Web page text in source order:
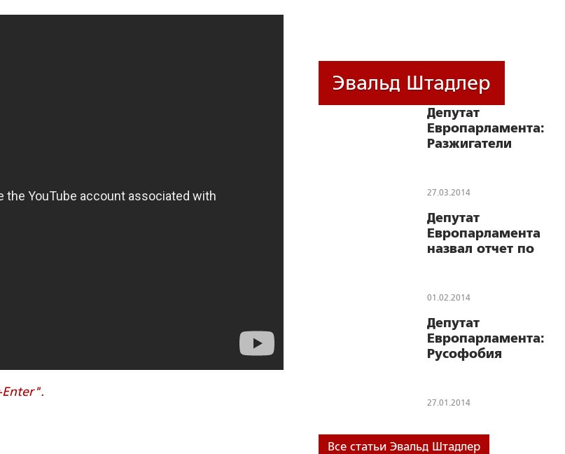
Эвальд Штадлер
Депутат
Европарламента:
Разжигатели
на колени
Россию
27.03.2014
Депутат
Европарламента
назвал отчет по
«однобоким,
базе мощной
русофобии»
01.02.2014
Депутат
Европарламента:
Русофобия
является
действий против
России,
27.01.2014
Все статьи Эвальд Штадлер